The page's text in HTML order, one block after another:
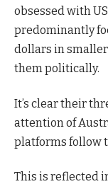
obsessed with
predominantly
dollars in
them politically.
It’s clear their
attention of
platforms follow
This is reflected